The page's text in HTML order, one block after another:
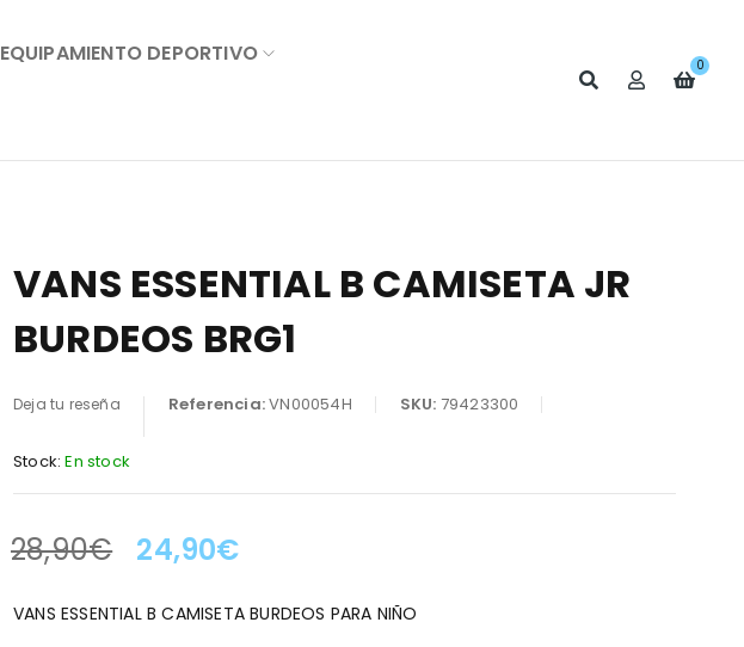
EQUIPAMIENTO DEPORTIVO
0
VANS ESSENTIAL B CAMISETA JR
BURDEOS BRG1
Deja tu reseña Referencia:VN00054H SKU: 79423300
Stock: En stock
LA OFERTA TERMINA EN:
28,90€ 24,90€
VANS ESSENTIAL B CAMISETA BURDEOS PARA NIÑO